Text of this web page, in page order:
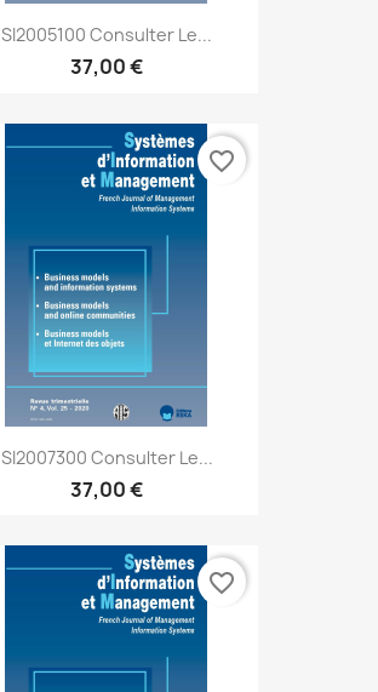
SI2005100 Consulter Le...
37,00 €
SI2007300 Consulter Le...
37,00 €
favorite_border
favorite_border